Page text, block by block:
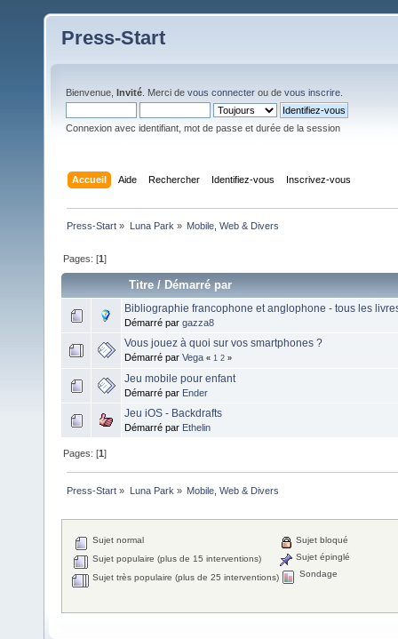
Press-Start
Bienvenue, Invité . Merci de vous connecter ou de vous inscrire
Connexion avec identifiant, mot de passe et durée de la session
Accueil Aide Rechercher Identifiez-vous Inscrivez-vous
Press-Start » Luna Park » Mobile, Web & Divers
Pages: [1]
Titre /Démarré par
Bibliographie francophone et anglophone - tous les
Démarré par gazza8
Vous jouez à quoi sur vos smartphones ?
Démarré par Vega « 1 2 »
Jeu mobile pour enfant
Démarré par Ender
Jeu iOS - Backdrafts
Démarré par Ethelin
Pages: [1]
Press-Start » Luna Park » Mobile, Web & Divers
Sujet normal
Sujet populaire (plus de 15 interventions)
Sujet très populaire (plus de 25 interventions)
Sujet bloqué
Sujet épinglé
Sondage